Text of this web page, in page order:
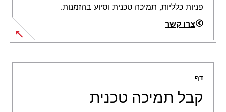
פניות כלליות, תמיכה טכנית וסיוע בהזמנות.
צרו קשר
דף
קבל תמיכה טכנית